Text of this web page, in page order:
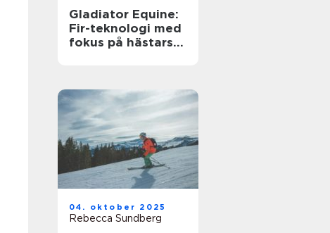
Gladiator Equine:
Fir-teknologi med
fokus på hästars
04. oktober 2025
Rebecca Sundberg